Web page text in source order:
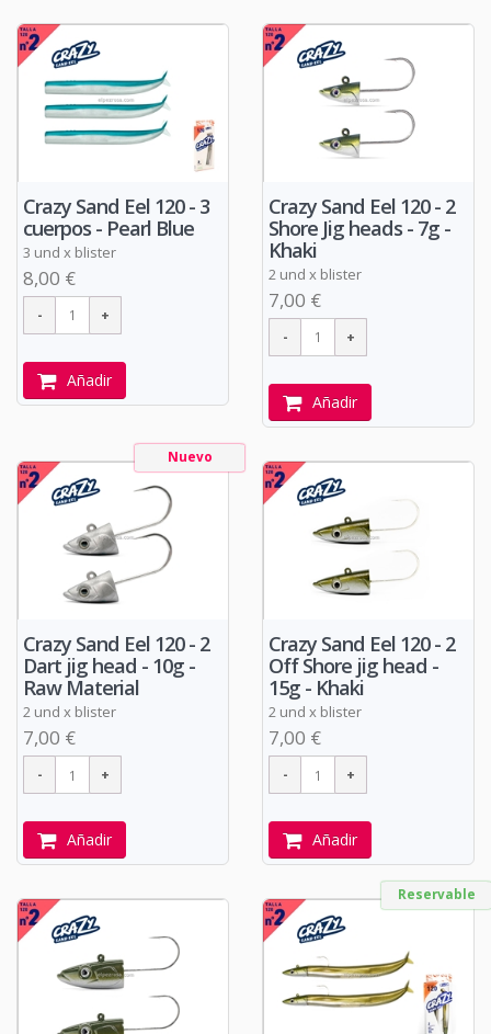
Crazy Sand Eel 120 - 3
cuerpos - Pearl Blue
3 und x blister
8,00 €
Añadir
Crazy Sand Eel 120 - 2
Shore Jig heads - 7g -
Khaki
2 und x blister
7,00 €
Añadir
Nuevo
Crazy Sand Eel 120 - 2
Dart jig head - 10g -
Raw Material
2 und x blister
7,00 €
Añadir
Crazy Sand Eel 120 - 2
Off Shore jig head -
15g - Khaki
2 und x blister
7,00 €
Añadir
Reservable